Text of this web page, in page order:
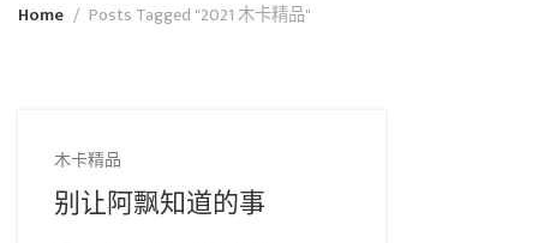
Home Posts Tagged "2021 木卡精品"
木卡精品
别让阿飘知道的事